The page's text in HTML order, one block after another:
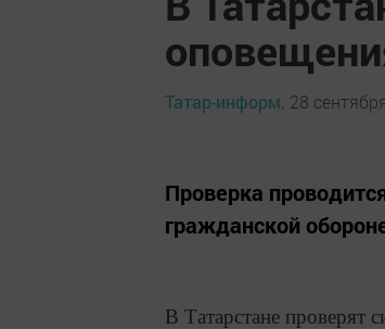
Татар-информ, 28
Проверка
гражданской
В Татарстане проверят